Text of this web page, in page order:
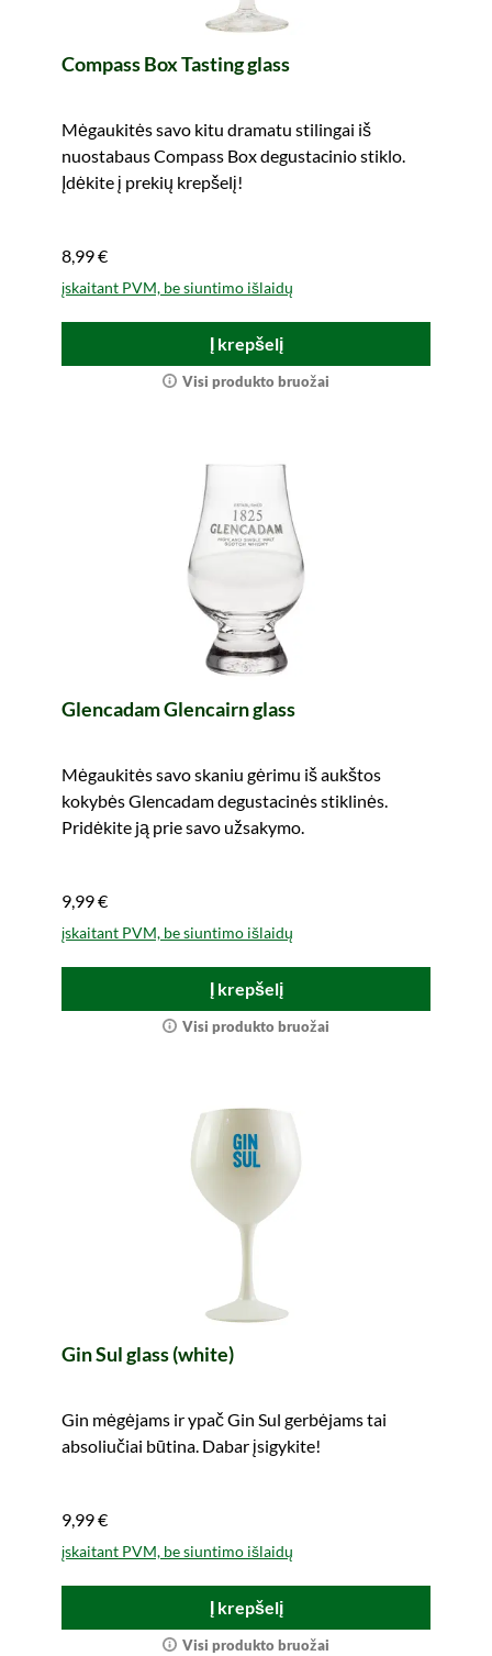
Compass Box Tasting glass
Mėgaukitės savo kitu dramatu stilingai iš
nuostabaus Compass Box degustacinio stiklo.
Įdėkite į prekių krepšelį!
8,99 €
įskaitant PVM, be siuntimo išlaidų
Į krepšelį
Visi produkto bruožai
Glencadam Glencairn glass
Mėgaukitės savo skaniu gėrimu iš aukštos
kokybės Glencadam degustacinės stiklinės.
Pridėkite ją prie savo užsakymo.
9,99 €
įskaitant PVM, be siuntimo išlaidų
Į krepšelį
Visi produkto bruožai
Gin Sul glass (white)
Gin mėgėjams ir ypač Gin Sul gerbėjams tai
absoliučiai būtina. Dabar įsigykite!
9,99 €
įskaitant PVM, be siuntimo išlaidų
Į krepšelį
Visi produkto bruožai